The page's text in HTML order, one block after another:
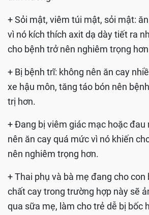
+ Sỏi mật, viêm túi mật, sỏi mật:
vì nó kích thích axit dạ dày tiết ra
cho bệnh trở nên nghiêm trọng
+ Bị bệnh trĩ: không nên ăn cay
xe hậu môn, tăng táo bón nên
trị hơn.
+ Đang bị viêm giác mạc hoặc đau
nên ăn cay quá mức vì nó khiến
nên nghiêm trọng hơn.
+ Thai phụ và bà mẹ đang cho con
chất cay trong trường hợp này sẽ
qua sữa mẹ, làm cho trẻ dễ bị bốc